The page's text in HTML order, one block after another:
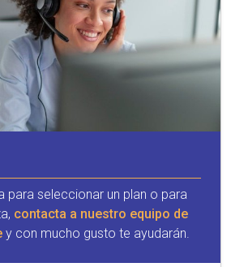
para seleccionar un plan o para
contacta a nuestro equipo de
y con mucho gusto te ayudarán.